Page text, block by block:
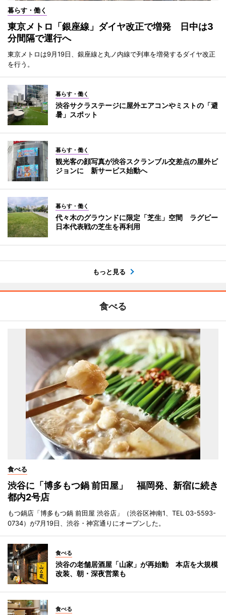
暮らす・働く
東京メトロ「銀座線」ダイヤ改正で増発 日中は3
分間隔で運行へ
東京メトロは9月19日、銀座線と丸ノ内線で列車を増発するダイヤ改正
を行う。
暮らす・働く
渋谷サクラステージに屋外エアコンやミストの「避
暑」スポット
暮らす・働く
観光客の顔写真が渋谷スクランブル交差点の屋外ビ
ジョンに 新サービス始動へ
暮らす・働く
代々木のグラウンドに限定「芝生」空間 ラグビー
日本代表戦の芝生を再利用
もっと見る
食べる
食べる
渋谷に「博多もつ鍋 前田屋」 福岡発、新宿に続き
都内2号店
もつ鍋店「博多もつ鍋 前田屋 渋谷店」（渋谷区神南1、TEL 03-5593-
0734）が7月19日、渋谷・神宮通りにオープンした。
食べる
渋谷の老舗居酒屋「山家」が再始動 本店を大規模
改装、朝・深夜営業も
食べる